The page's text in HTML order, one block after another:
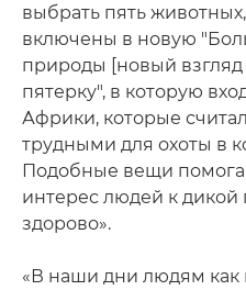
выбрать пять
включены в новую
природы [новый
пятерку", в которую
Африки, которые
трудными для охоты в
Подобные вещи
интерес людей к дикой
здорово».
«В наши дни людям